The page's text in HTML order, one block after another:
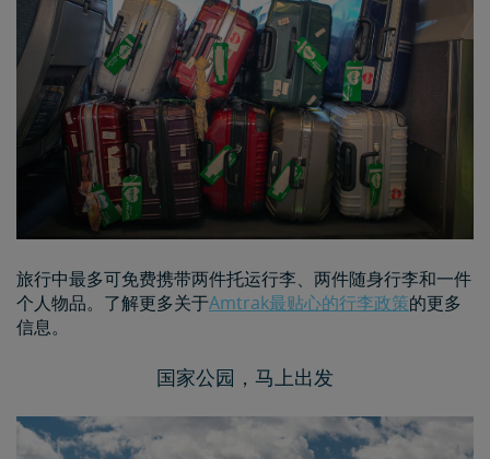
旅行中最多可免费携带两件托运行李、两件随身行李和一件
个人物品。了解更多关于Amtrak最贴心的行李政策的更多
信息。
国家公园，马上出发